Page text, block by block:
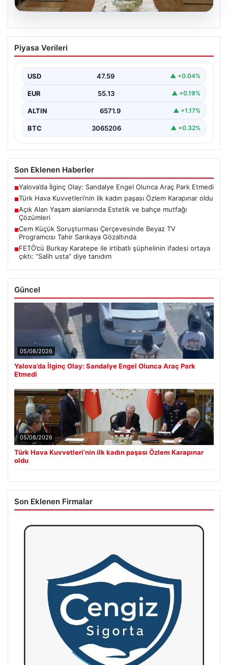
Türk Hava Kuvvetleri’nin ilk kadın
paşası Özlem Karapınar oldu
Piyasa Verileri
USD 47.59 ▲ +0.04%
EUR 55.13 ▲ +0.19%
ALTIN 6571.9 ▲ +1.17%
BTC 3065206 ▲ +0.32%
Son Eklenen Haberler
■Yalova’da İlginç Olay: Sandalye Engel Olunca Araç Park Etmedi
■Türk Hava Kuvvetleri’nin ilk kadın paşası Özlem Karapınar oldu
■Açık Alan Yaşam alanlarında Estetik ve bahçe mutfağı
Çözümleri
■Cem Küçük Soruşturması Çerçevesinde Beyaz TV
Programcısı Tahir Sarıkaya Gözaltında
■FETÖ’cü Burkay Karatepe ile irtibatlı şüphelinin ifadesi ortaya
çıktı: “Salih usta” diye tanıdım
Güncel
05/08/2026
Yalova’da İlginç Olay: Sandalye Engel Olunca Araç Park
Etmedi
05/08/2026
Türk Hava Kuvvetleri’nin ilk kadın paşası Özlem Karapınar
oldu
Son Eklenen Firmalar